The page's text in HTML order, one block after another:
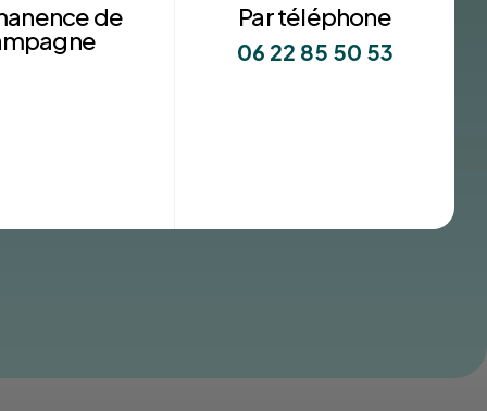
de Par téléphone
06 22 85 50 53